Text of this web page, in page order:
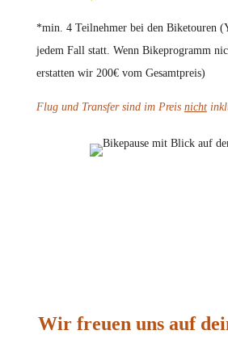
*min. 4 Teilnehmer bei den Biketouren
jedem Fall statt. Wenn Bikeprogramm
erstatten wir 200€ vom Gesamtpreis)
Flug und Transfer sind im Preis nicht
Wir freuen uns auf